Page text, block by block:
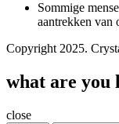
Sommige
aantrekken van
Copyright 2025.
what are you
close